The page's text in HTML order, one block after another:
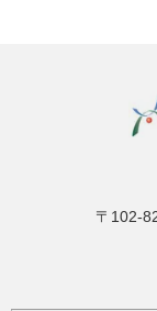
〒102-